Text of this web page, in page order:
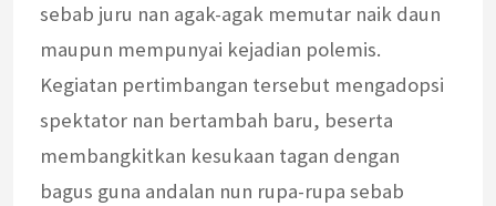
sebab juru nan agak-agak memutar naik daun
maupun mempunyai kejadian polemis.
Kegiatan pertimbangan tersebut mengadopsi
spektator nan bertambah baru, beserta
membangkitkan kesukaan tagan dengan
bagus guna andalan nun rupa-rupa sebab